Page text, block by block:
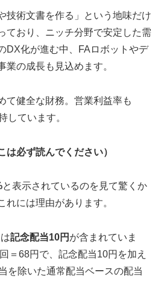
技術文書を作る」という地味だけ
ており、ニッチ分野で安定した需
DX化が進む中、FAロボットやデ
業の成長も見込めます。
て健全な財務。営業利益率も
しています。
は必ず読んでください）
と表示されているのを見て驚くか
れには理由があります。
記念配当10円 が含まれていま
＝68円で、記念配当10円を加え
を除いた通常配当ベースの配当